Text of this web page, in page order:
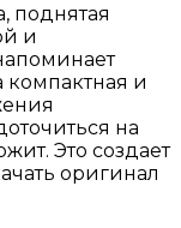
поднятая
и
и
на
Это создает
оригинал